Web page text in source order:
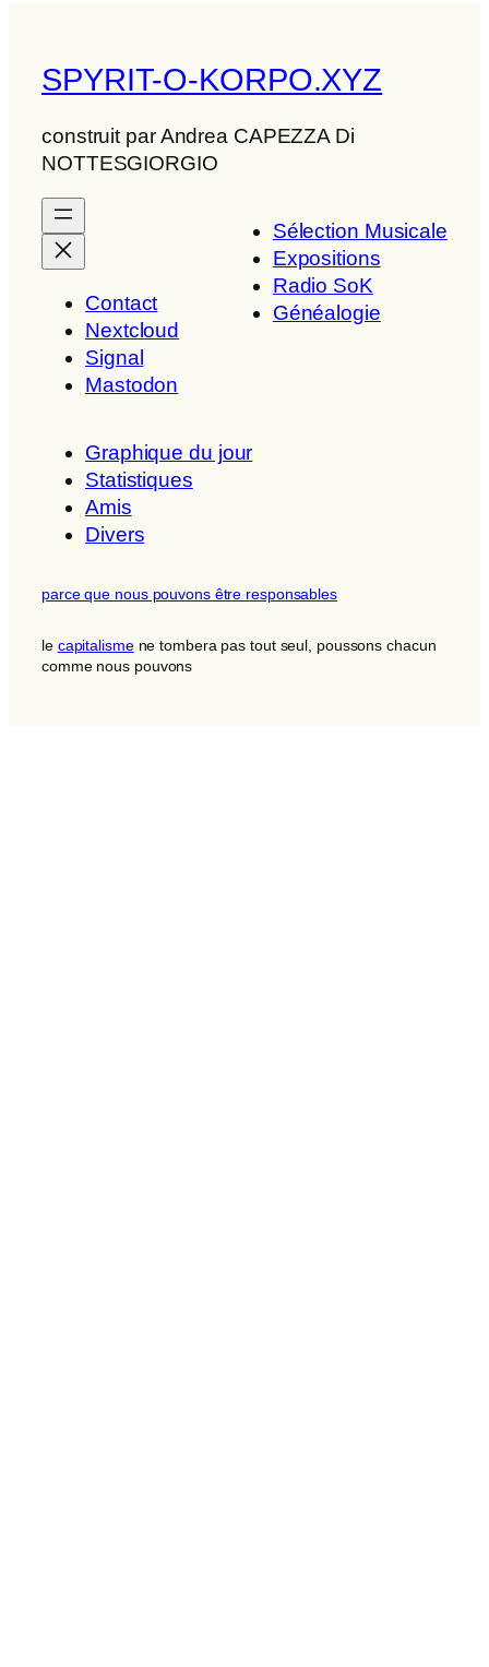
SPYRIT-O-KORPO.XYZ
construit par Andrea CAPEZZA Di
NOTTESGIORGIO
Contact
Nextcloud
Signal
Mastodon
Sélection Musicale
Expositions
Radio SoK
Généalogie
Graphique du jour
Statistiques
Amis
Divers
parce que nous pouvons être responsables
le capitalismene tombera pas tout seul, poussons chacun
comme nous pouvons